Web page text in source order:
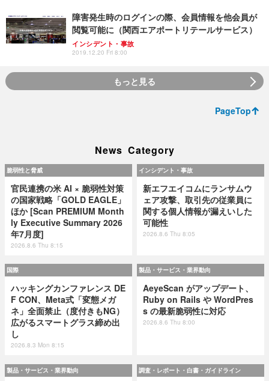
障害発生時のログインの際、会員情報を他会員が
閲覧可能に（関西エアポートリテールサービス）
インシデント・事故
2019.12.20 Fri 8:00
もっと見る
PageTop
News Category
脆弱性と脅威
官民連携の米 AI × 脆弱性対策
の国家戦略「GOLD EAGLE」
ほか [Scan PREMIUM Month
ly Executive Summary 2026
年7月度]
2026.8.6 Thu 8:15
インシデント・事故
新エフエイコムにランサムウ
ェア攻撃、取引先の従業員に
関する個人情報が漏えいした
可能性
2026.8.6 Thu 8:05
国際
ハッキングカンファレンス DE
F CON、Meta式「変態メガ
ネ」全面禁止（度付きもNG）
広がるスマートグラス締め出
し
2026.8.3 Mon 8:15
製品・サービス・業界動向
AeyeScan がアップデート、
Ruby on Rails や WordPres
s の最新脆弱性に対応
2026.8.6 Thu 8:00
製品・サービス・業界動向 調査・レポート・白書・ガイドライン